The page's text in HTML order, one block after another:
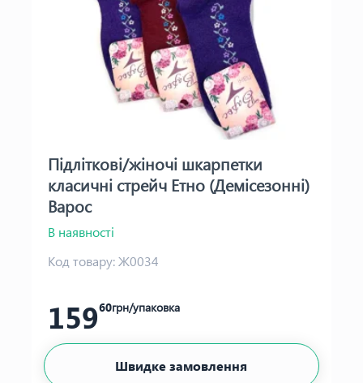
Підліткові/жіночі шкарпетки
класичні стрейч Етно (Демісезонні)
Варос
В наявності
Код товару:Ж0034
15960грн/упаковка
Швидке замовлення